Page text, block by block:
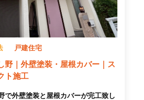
戸建住宅
野｜外壁塗装・屋根カバー｜ス
ト施工
で外壁塗装と屋根カバーが完工致し